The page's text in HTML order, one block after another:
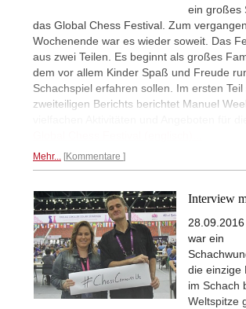
ein großes
das Global Chess Festival. Zum
Wochenende war es wieder soweit. Das
aus zwei Teilen. Es beginnt als großes
dem vor allem Kinder Spaß und Freude
Schachspiel erfahren sollen. Im ersten Teil
zweiteiligen Berichts berichtet Manuel
Mehr... Kommentare
Interview
war ein
die einzige
im Schach
Weltspitze